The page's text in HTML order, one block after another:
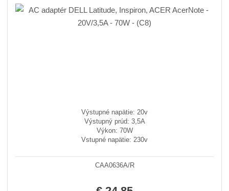
Výstupné napätie: 20v
Výstupný prúd: 3,5A
Výkon: 70W
Vstupné napätie: 230v
CAA0636A/R